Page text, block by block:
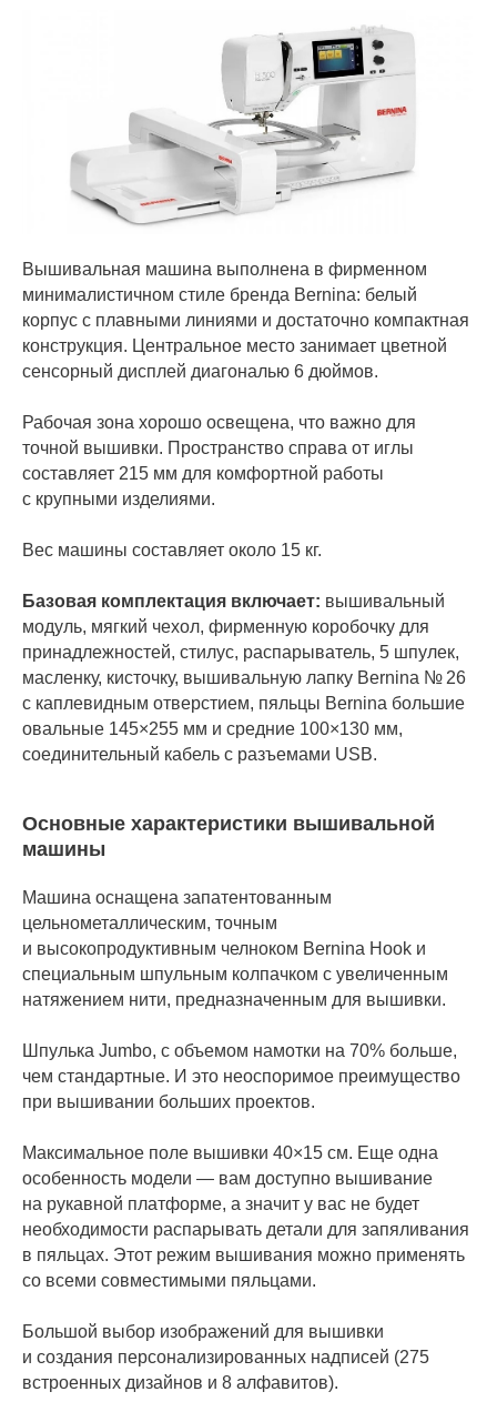
Вышивальная машина выполнена в фирменном
минималистичном стиле бренда Bernina: белый
корпус с плавными линиями и достаточно компактная
конструкция. Центральное место занимает цветной
сенсорный дисплей диагональю 6 дюймов.
Рабочая зона хорошо освещена, что важно для
точной вышивки. Пространство справа от иглы
составляет 215 мм для комфортной работы
с крупными изделиями.
Вес машины составляет около 15 кг.
Базовая комплектация включает: вышивальный
модуль, мягкий чехол, фирменную коробочку для
принадлежностей, стилус, распарыватель, 5 шпулек,
масленку, кисточку, вышивальную лапку Bernina № 26
с каплевидным отверстием, пяльцы Bernina большие
овальные 145×255 мм и средние 100×130 мм,
соединительный кабель с разъемами USB.
Основные характеристики вышивальной
машины
Машина оснащена запатентованным
цельнометаллическим, точным
и высокопродуктивным челноком Bernina Hook и
специальным шпульным колпачком с увеличенным
натяжением нити, предназначенным для вышивки.
Шпулька Jumbo, с объемом намотки на 70% больше,
чем стандартные. И это неоспоримое преимущество
при вышивании больших проектов.
Максимальное поле вышивки 40×15 см. Еще одна
особенность модели — вам доступно вышивание
на рукавной платформе, а значит у вас не будет
необходимости распарывать детали для запяливания
в пяльцах. Этот режим вышивания можно применять
со всеми совместимыми пяльцами.
Большой выбор изображений для вышивки
и создания персонализированных надписей (275
встроенных дизайнов и 8 алфавитов).